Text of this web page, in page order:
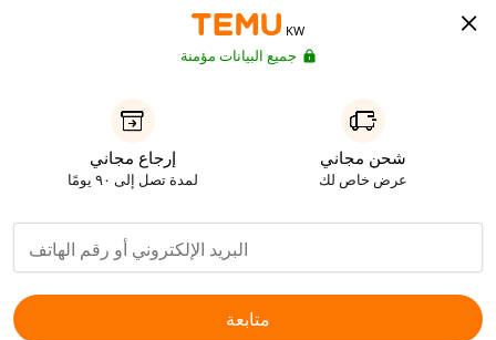
KW
جميع البيانات مؤمنة
شحن مجاني
عرض خاص لك
إرجاع مجاني
لمدة تصل إلى ٩٠ يومًا
متابعة